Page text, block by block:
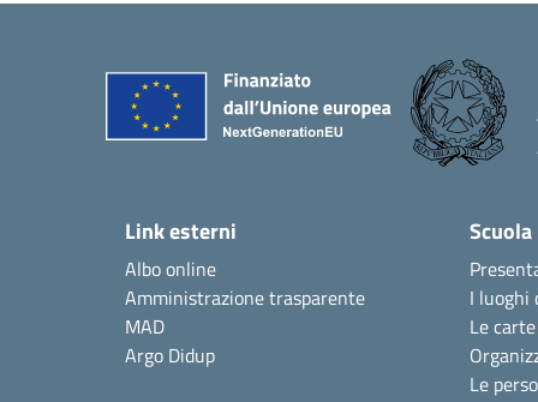
Link esterni
Albo online
Amministrazione trasparente
MAD
Argo Didup
Scuola
I luoghi
Le
Le